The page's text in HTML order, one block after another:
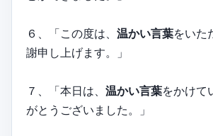
６、「この度は、 温かい言葉をいた
謝申し上げます。」
７、「本日は、 温かい言葉をかけて
がとうございました。」